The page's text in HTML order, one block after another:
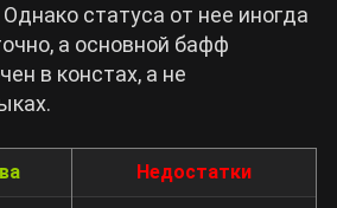
статуса от нее иногда
а основной бафф
в констах, а не
Недостатки